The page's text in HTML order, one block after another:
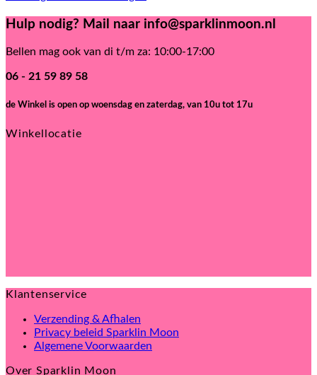
Hulp nodig? Mail naar info@sparklinmoon.nl
Bellen mag ook van di t/m za: 10:00-17:00
06 - 21 59 89 58
de Winkel is open op woensdag en zaterdag, van 10u tot 17u
Winkellocatie
Klantenservice
Verzending & Afhalen
Privacy beleid Sparklin Moon
Algemene Voorwaarden
Over Sparklin Moon